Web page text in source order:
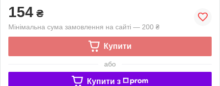
154 ₴
Мінімальна сума замовлення на сайті — 200 ₴
Купити
або
Купити з